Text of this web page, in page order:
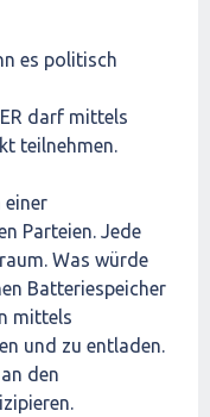
es politisch
darf mittels
teilnehmen.
einer
Parteien. Jede
Was würde
Batteriespeicher
mittels
und zu entladen.
den